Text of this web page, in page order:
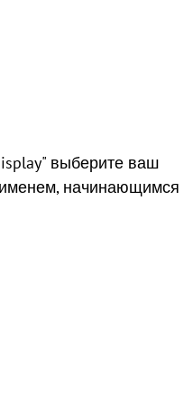
выберите ваш
именем, начинающимся